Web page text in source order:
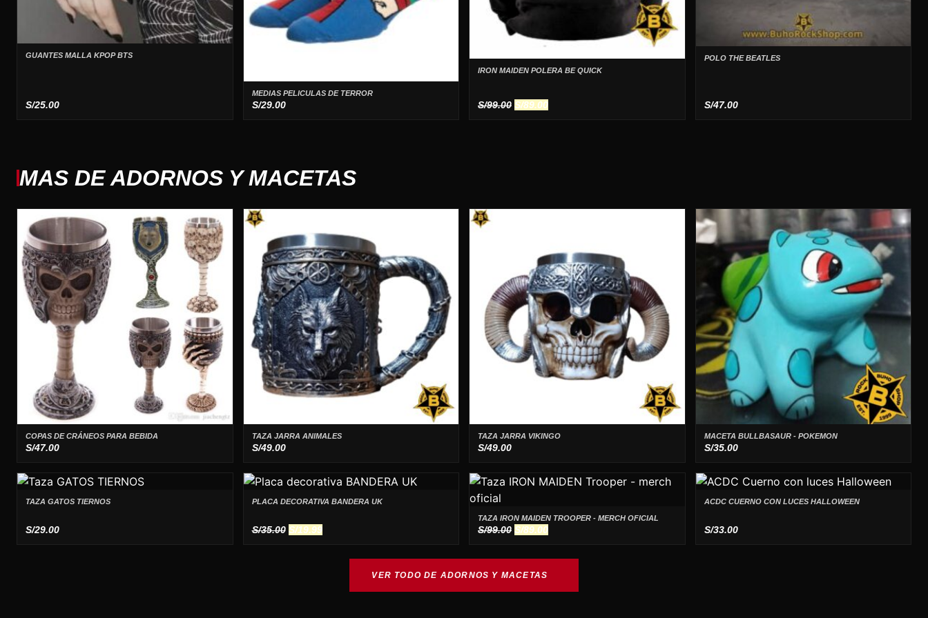
GUANTES MALLA KPOP BTS
S/25.00
MEDIAS PELICULAS DE TERROR
S/29.00
IRON MAIDEN POLERA BE QUICK
S/99.00 El
S/89.00El
POLO THE BEATLES
S/47.00
MAS DE ADORNOS Y MACETAS
COPAS DE CRÁNEOS PARA BEBIDA
S/47.00
TAZA JARRA ANIMALES
S/49.00
TAZA JARRA VIKINGO
S/49.00
MACETA BULLBASAUR - POKEMON
S/35.00
TAZA GATOS TIERNOS
S/29.00
PLACA DECORATIVA BANDERA UK
S/35.00 El
S/19.99El
actual
TAZA IRON MAIDEN TROOPER - MERCH OFICIAL
S/99.00 El
original
era:
S/89.00El
actual
ACDC CUERNO CON LUCES HALLOWEEN
S/33.00
VER TODO DE ADORNOS Y MACETAS